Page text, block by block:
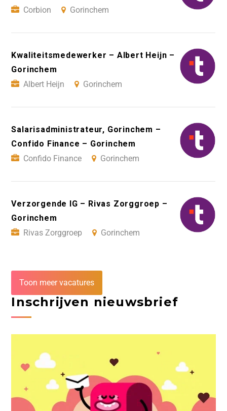
Corbion
Gorinchem
Kwaliteitsmedewerker – Albert Heijn –
Gorinchem
Albert Heijn
Gorinchem
Salarisadministrateur, Gorinchem –
Confido Finance – Gorinchem
Confido Finance
Gorinchem
Verzorgende IG – Rivas Zorggroep –
Gorinchem
Rivas Zorggroep
Gorinchem
Toon meer vacatures
Inschrijven nieuwsbrief